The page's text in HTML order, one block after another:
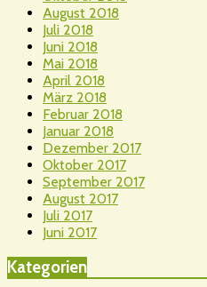
August 2018
Juli 2018
Juni 2018
Mai 2018
April 2018
März 2018
Februar 2018
Januar 2018
Dezember 2017
Oktober 2017
September 2017
August 2017
Juli 2017
Juni 2017
Kategorien